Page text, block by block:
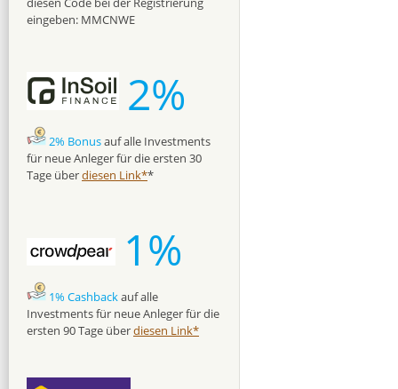
eingeben: MMCNWE
2%
2% Bonusauf alle Investments
für neue Anleger für die ersten 30
Tage überdiesen Link**
1%
1% Cashbackauf alle
Investments für neue Anleger für die
ersten 90 Tage überdiesen Link*